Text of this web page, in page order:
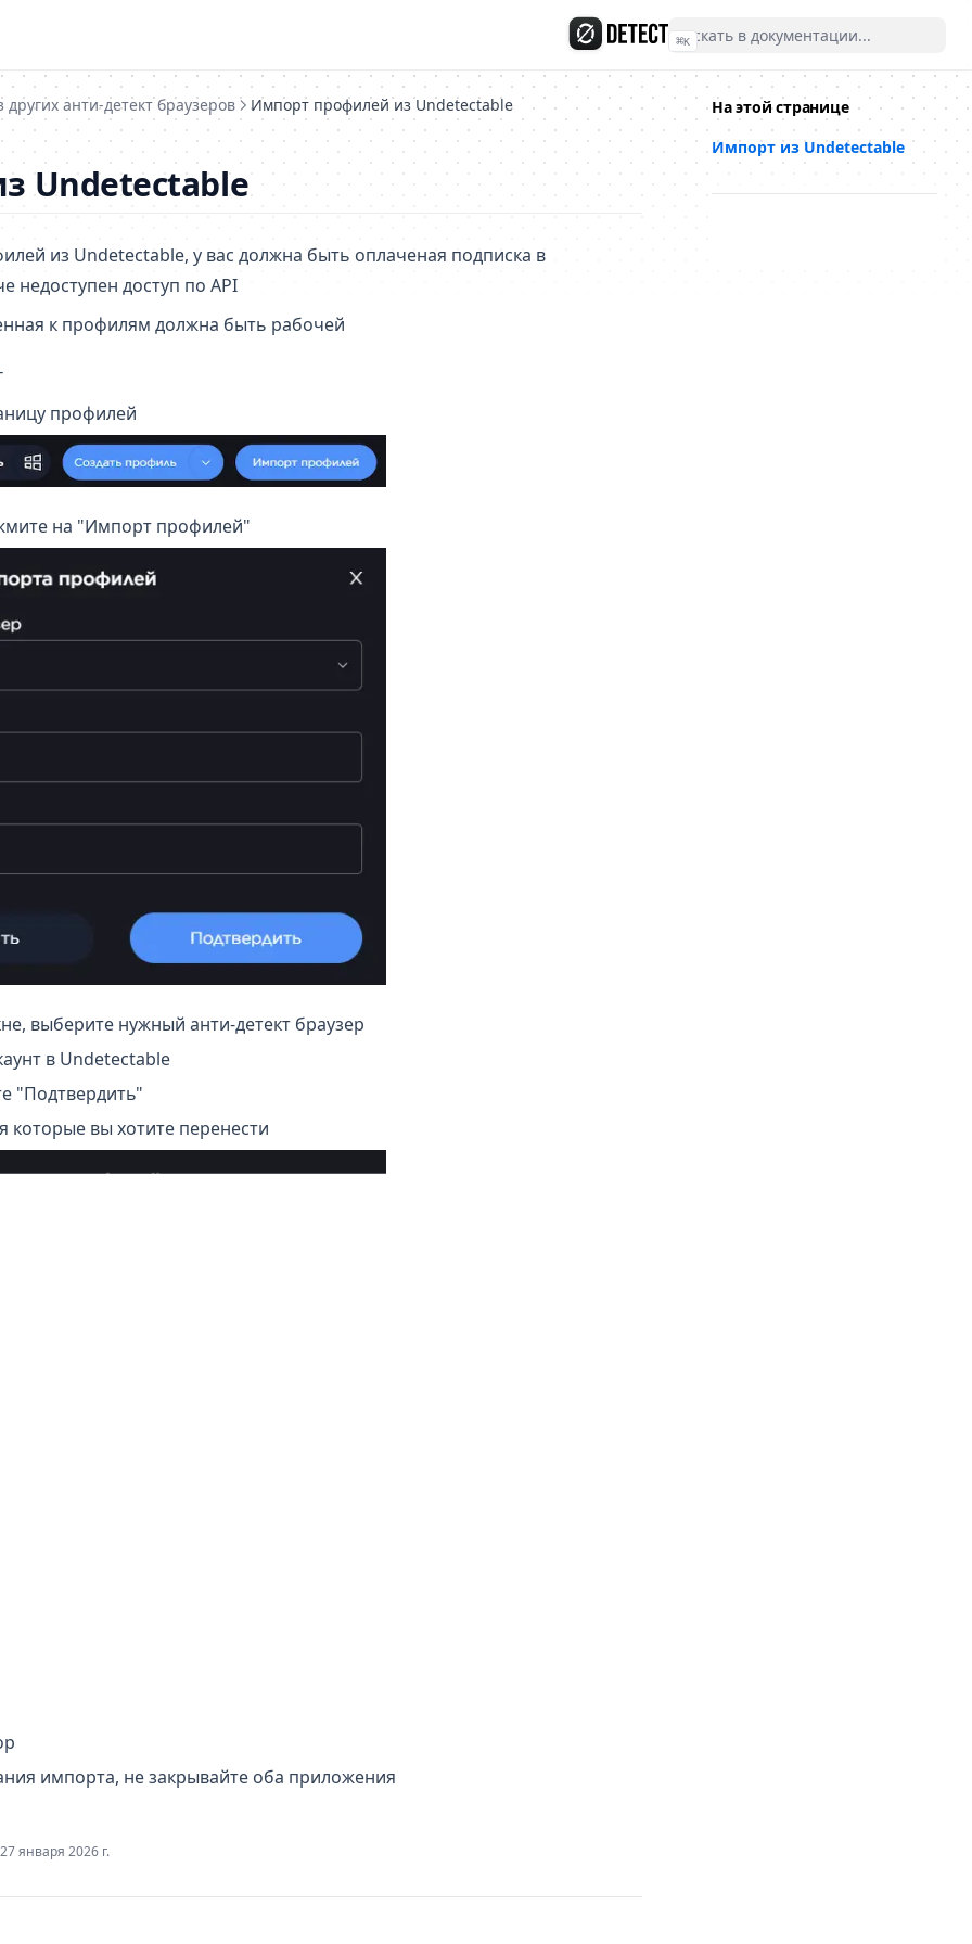
⌘K
На этой странице
Импорт из Undetectable
анти-детект браузеров Импорт профилей из Undetectable
Undetectable
из Undetectable, у вас должна быть оплаченая подписка в
недоступен доступ по API
к профилям должна быть рабочей
профилей
на "Импорт профилей"
выберите нужный анти-детект браузер
в Undetectable
"Подтвердить"
которые вы хотите перенести
импорта, не закрывайте оба приложения
27 января 2026 г.